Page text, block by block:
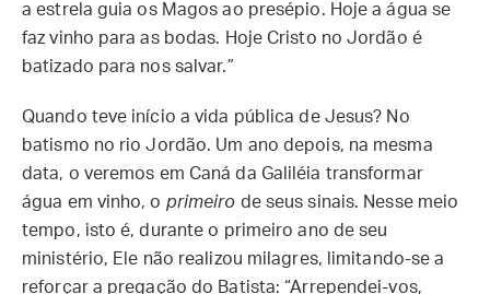
a estrela guia os Magos ao presépio. Hoje a água se
faz vinho para as bodas. Hoje Cristo no Jordão é
batizado para nos salvar.”
Quando teve início a vida pública de Jesus? No
batismo no rio Jordão. Um ano depois, na mesma
data, o veremos em Caná da Galiléia transformar
água em vinho, o primeiro de seus sinais. Nesse meio
tempo, isto é, durante o primeiro ano de seu
ministério, Ele não realizou milagres, limitando-se a
reforçar a pregação do Batista: “Arrependei-vos,